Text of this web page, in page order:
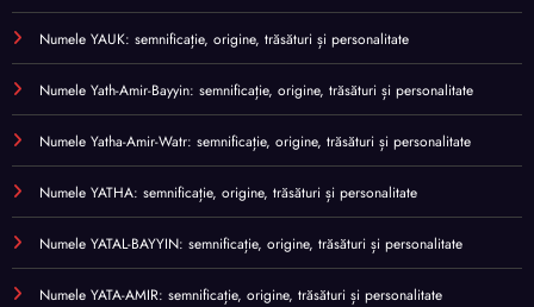
Numele YAUK: semnificație, origine, trăsături și personalitate
Numele Yath-Amir-Bayyin: semnificație, origine, trăsături și personalitate
Numele Yatha-Amir-Watr: semnificație, origine, trăsături și personalitate
Numele YATHA: semnificație, origine, trăsături și personalitate
Numele YATAL-BAYYIN: semnificație, origine, trăsături și personalitate
Numele YATA-AMIR: semnificație, origine, trăsături și personalitate